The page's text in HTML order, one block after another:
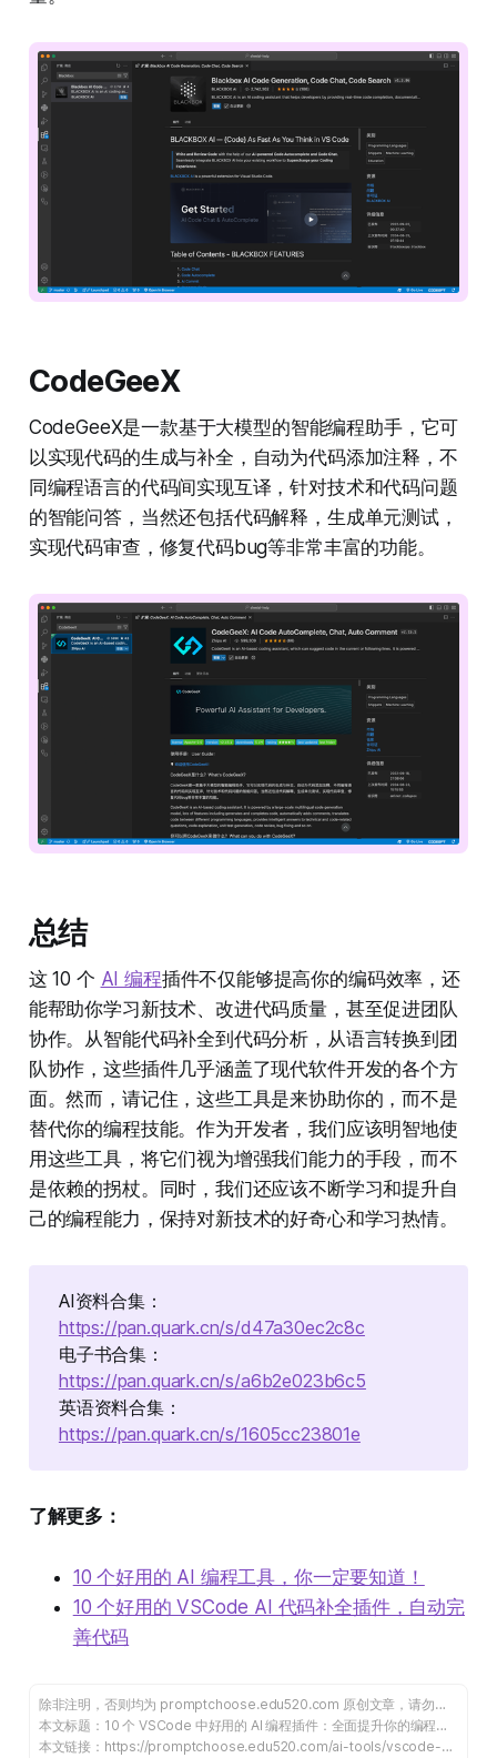
CodeGeeX
CodeGeeX是一款基于大模型的智能编程助手，它可
以实现代码的生成与补全，自动为代码添加注释，不
同编程语言的代码间实现互译，针对技术和代码问题
的智能问答，当然还包括代码解释，生成单元测试，
实现代码审查，修复代码bug等非常丰富的功能。
总结
这 10 个 AI 编程插件不仅能够提高你的编码效率，还
能帮助你学习新技术、改进代码质量，甚至促进团队
协作。从智能代码补全到代码分析，从语言转换到团
队协作，这些插件几乎涵盖了现代软件开发的各个方
面。然而，请记住，这些工具是来协助你的，而不是
替代你的编程技能。作为开发者，我们应该明智地使
用这些工具，将它们视为增强我们能力的手段，而不
是依赖的拐杖。同时，我们还应该不断学习和提升自
己的编程能力，保持对新技术的好奇心和学习热情。
AI资料合集：
https://pan.quark.cn/s/d47a30ec2c8c
电子书合集：
https://pan.quark.cn/s/a6b2e023b6c5
英语资料合集：
https://pan.quark.cn/s/1605cc23801e
了解更多：
10 个好用的 AI 编程工具，你一定要知道！
10 个好用的 VSCode AI 代码补全插件，自动完
善代码
除非注明，否则均为 promptchoose.edu520.com 原创文章，请勿转载谢谢！
本文标题： 10 个 VSCode 中好用的 AI 编程插件：全面提升你的编程效率
本文链接： https://promptchoose.edu520.com/ai-tools/vscode-ai-programming-plugin/